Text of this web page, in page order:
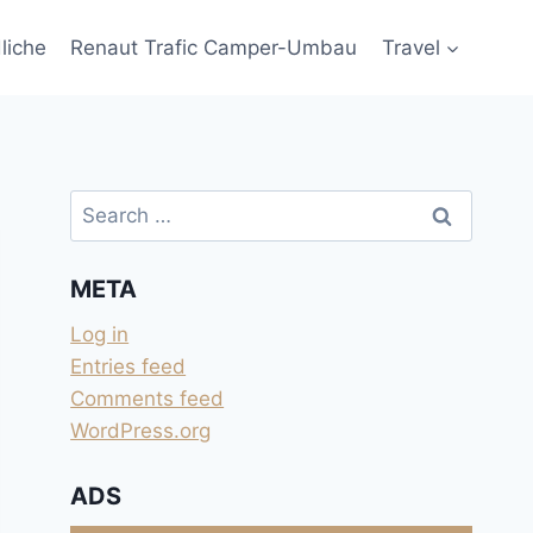
Renaut Trafic Camper-Umbau Travel
Search
for:
META
Log in
Entries feed
Comments feed
WordPress.org
ADS